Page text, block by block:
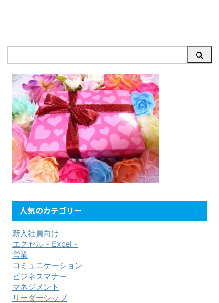
人気のカテゴリー
新入社員向け
エクセル - Excel -
営業
コミュニケーション
ビジネスマナー
マネジメント
リーダーシップ